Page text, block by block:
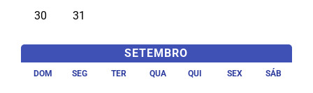
30 31
SETEMBRO
DOM SEG TER QUA QUI SEX SÁB